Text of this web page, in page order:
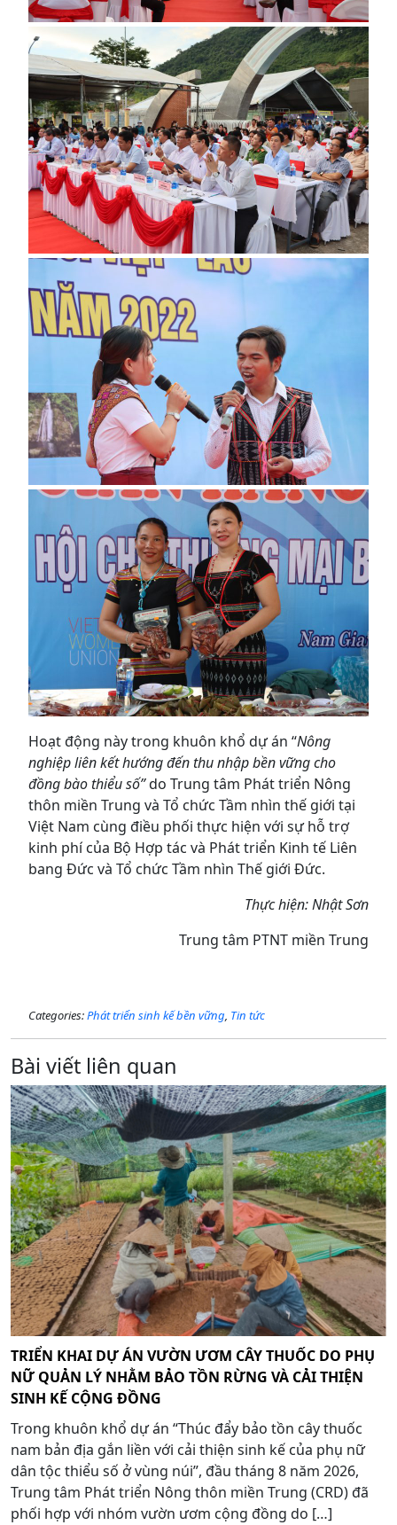
Hoạt động này trong khuôn khổ dự án “Nông
nghiệp liên kết hướng đến thu nhập bền vững cho
đồng bào thiểu số”do Trung tâm Phát triển Nông
thôn miền Trung và Tổ chức Tầm nhìn thế giới tại
Việt Nam cùng điều phối thực hiện với sự hỗ trợ
kinh phí của Bộ Hợp tác và Phát triển Kinh tế Liên
bang Đức và Tổ chức Tầm nhìn Thế giới Đức.
Thực hiện: Nhật Sơn
Trung tâm PTNT miền Trung
Categories:Phát triển sinh kế bền vững, Tin tức
Bài viết liên quan
TRIỂN KHAI DỰ ÁN VƯỜN ƯƠM CÂY THUỐC DO PHỤ
NỮ QUẢN LÝ NHẰM BẢO TỒN RỪNG VÀ CẢI THIỆN
SINH KẾ CỘNG ĐỒNG
Trong khuôn khổ dự án “Thúc đẩy bảo tồn cây thuốc
nam bản địa gắn liền với cải thiện sinh kế của phụ nữ
dân tộc thiểu số ở vùng núi”, đầu tháng 8 năm 2026,
Trung tâm Phát triển Nông thôn miền Trung (CRD) đã
phối hợp với nhóm vườn ươm cộng đồng do […]